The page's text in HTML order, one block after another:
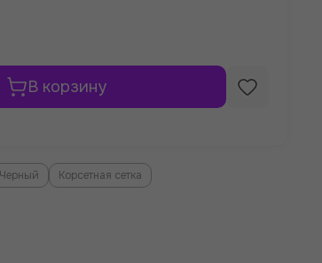
В корзину
Черный Корсетная сетка